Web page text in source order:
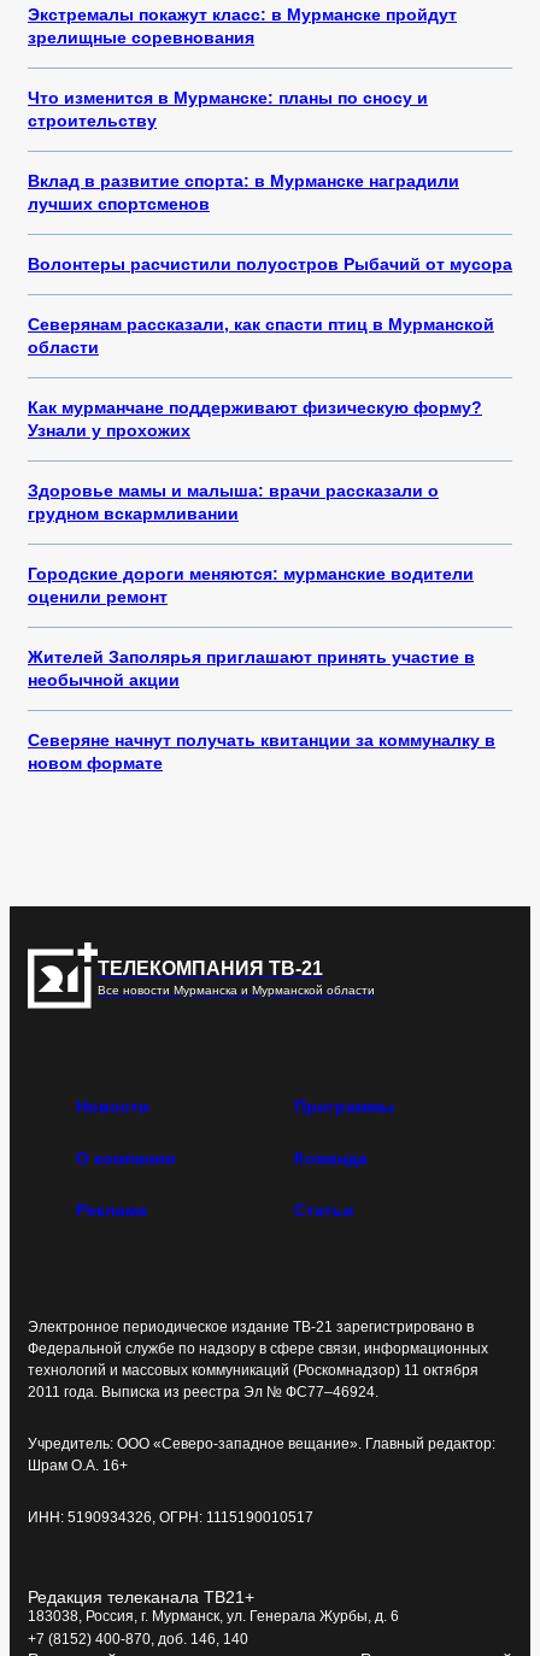
Экстремалы покажут класс: в Мурманске пройдут
зрелищные соревнования
Что изменится в Мурманске: планы по сносу и
строительству
Вклад в развитие спорта: в Мурманске наградили
лучших спортсменов
Волонтеры расчистили полуостров Рыбачий от мусора
Северянам рассказали, как спасти птиц в Мурманской
области
Как мурманчане поддерживают физическую форму?
Узнали у прохожих
Здоровье мамы и малыша: врачи рассказали о
грудном вскармливании
Городские дороги меняются: мурманские водители
оценили ремонт
Жителей Заполярья приглашают принять участие в
необычной акции
Северяне начнут получать квитанции за коммуналку в
новом формате
ТЕЛЕКОМПАНИЯ ТВ-21
Все новости Мурманска и Мурманской области
Новости Программы
О компании Команда
Реклама Статьи
Электронное периодическое издание ТВ-21 зарегистрировано в
Федеральной службе по надзору в сфере связи, информационных
технологий и массовых коммуникаций (Роскомнадзор) 11 октября
2011 года. Выписка из реестра Эл № ФС77–46924.
Учредитель: ООО «Северо-западное вещание». Главный редактор:
Шрам О.А. 16+
ИНН: 5190934326, ОГРН: 1115190010517
Редакция телеканала ТВ21+
183038, Россия, г. Мурманск, ул. Генерала Журбы, д. 6
+7 (8152) 400-870, доб. 146, 140